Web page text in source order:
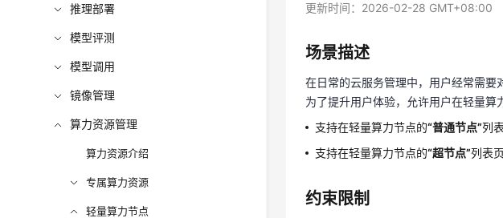
推理部署
模型评测
模型调用
镜像管理
算力资源管理
算力资源介绍
专属算力资源
轻量算力节点
更新时间： 2026-02-28 GMT+08:00
场景描述
在日常的云服务管理中，用户经常需要
为了提升用户体验，允许用户在轻量算
支持在轻量算力节点的“普通节点”列
支持在轻量算力节点的“超节点”列表
约束限制